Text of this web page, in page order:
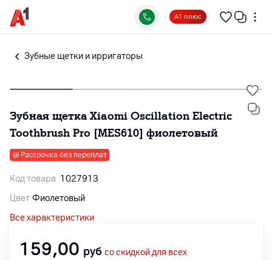
А1 плюс
Зубные щетки и ирригаторы
Зубная щетка Xiaomi Oscillation Electric
Toothbrush Pro [MES610] фиолетовый
Рассрочка без переплат
Код товара 1027913
Цвет Фиолетовый
Все характеристики
159,00 руб со скидкой для всех